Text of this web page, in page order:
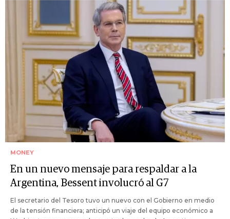
MONEY
En un nuevo mensaje para respaldar a la
Argentina, Bessent involucró al G7
El secretario del Tesoro tuvo un nuevo con el Gobierno en medio
de la tensión financiera; anticipó un viaje del equipo económico a